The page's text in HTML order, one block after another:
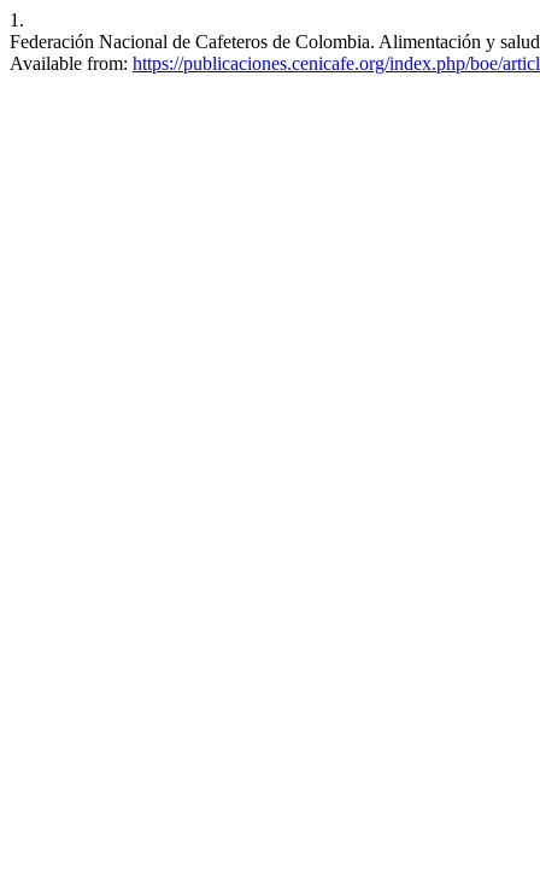
1.
Federación Nacional de Cafeteros de Colombia. Alimentación y
Available from: https://publicaciones.cenicafe.org/index.php/boe/